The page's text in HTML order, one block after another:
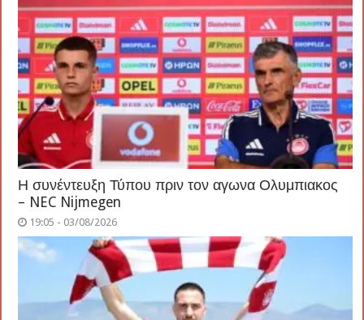
Η συνέντευξη Τύπου πριν τον αγωνα Ολυμπιακος
– NEC Nijmegen
19:05 - 03/08/2026